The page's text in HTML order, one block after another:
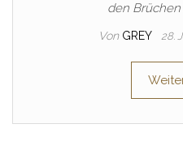
den
Von GREY 28.